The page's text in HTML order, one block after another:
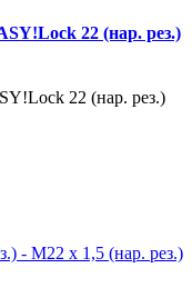
22 (нар. рез.)
22 (нар. рез.)